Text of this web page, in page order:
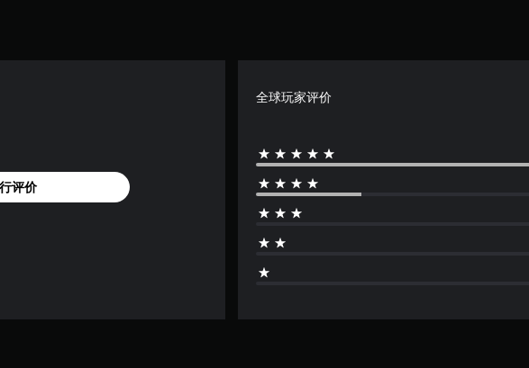
评价
全球玩家评价